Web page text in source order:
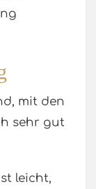
mit den
sehr gut
leicht,